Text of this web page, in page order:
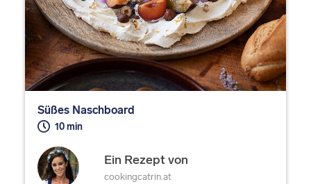
Süßes Naschboard
10 min
Ein Rezept von
cookingcatrin.at